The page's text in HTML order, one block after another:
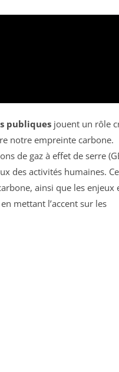
publiques jouent un rôle
notre empreinte carbone.
de gaz à effet de serre
des activités humaines.
ainsi que les enjeux
mettant l’accent sur les